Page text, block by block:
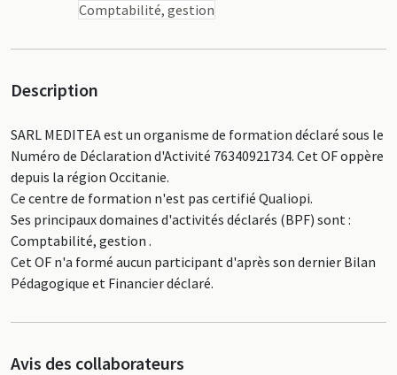
Comptabilité, gestion
Description
SARL MEDITEA est un organisme de formation déclaré sous le
Numéro de Déclaration d'Activité 76340921734. Cet OF oppère
depuis la région Occitanie.
Ce centre de formation n'est pas certifié Qualiopi.
Ses principaux domaines d'activités déclarés (BPF) sont :
Comptabilité, gestion .
Cet OF n'a formé aucun participant d'après son dernier Bilan
Pédagogique et Financier déclaré.
Avis des collaborateurs